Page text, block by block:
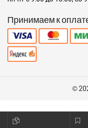
Принимаем к
©